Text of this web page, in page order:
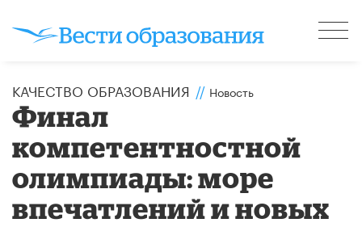
КАЧЕСТВО ОБРАЗОВАНИЯ // Новость
Финал
компетентностной
олимпиады: море
впечатлений и новых